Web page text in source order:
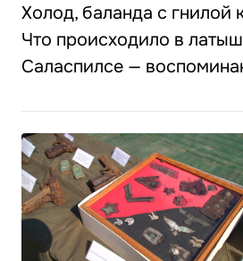
Холод, баланда с гнилой
Что происходило в
Саласпилсе —